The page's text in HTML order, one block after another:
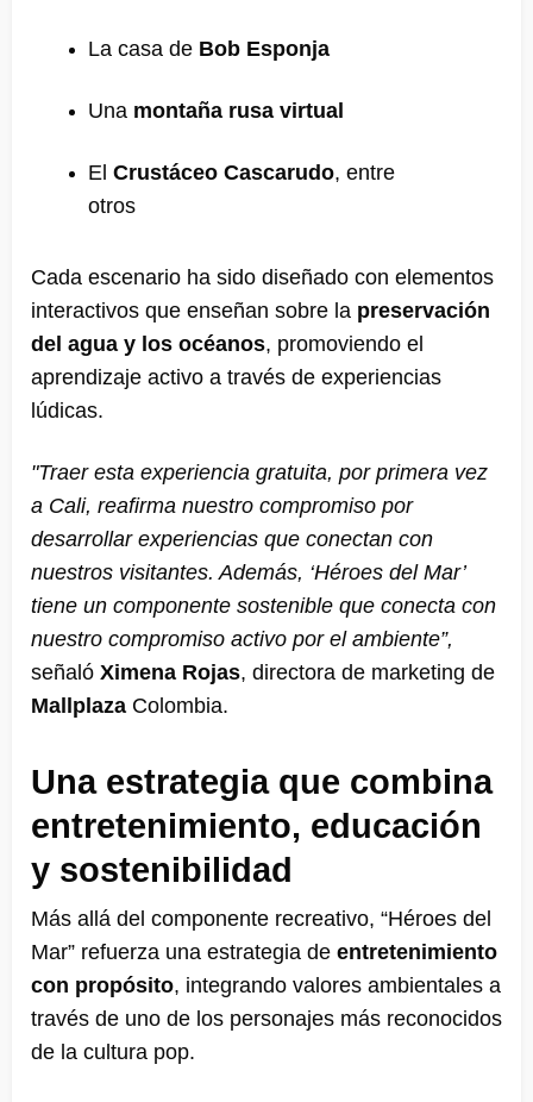
La casa de Bob Esponja
Una montaña rusa virtual
El Crustáceo Cascarudo, entre
otros
Cada escenario ha sido diseñado con elementos
interactivos que enseñan sobre la preservación
del agua y los océanos, promoviendo el
aprendizaje activo a través de experiencias
lúdicas.
"Traer esta experiencia gratuita, por primera vez
a Cali, reafirma nuestro compromiso por
desarrollar experiencias que conectan con
nuestros visitantes. Además, ‘Héroes del Mar’
tiene un componente sostenible que conecta con
nuestro compromiso activo por el ambiente”,
señaló Ximena Rojas, directora de marketing de
Mallplaza Colombia.
Una estrategia que combina
entretenimiento, educación
y sostenibilidad
Más allá del componente recreativo, “Héroes del
Mar” refuerza una estrategia de entretenimiento
con propósito, integrando valores ambientales a
través de uno de los personajes más reconocidos
de la cultura pop.